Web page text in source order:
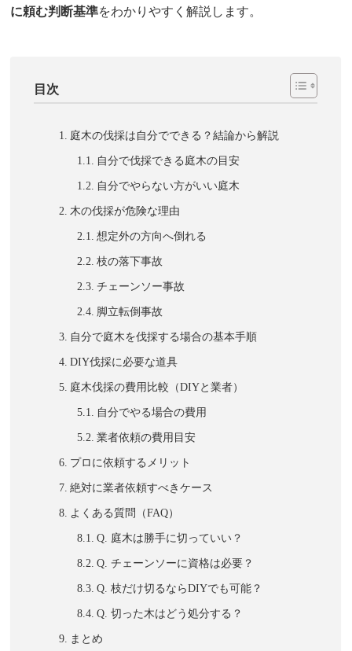
に頼む判断基準をわかりやすく解説します。
目次
庭木の伐採は自分でできる？結論から解説
自分で伐採できる庭木の目安
自分でやらない方がいい庭木
木の伐採が危険な理由
想定外の方向へ倒れる
枝の落下事故
チェーンソー事故
脚立転倒事故
自分で庭木を伐採する場合の基本手順
DIY伐採に必要な道具
庭木伐採の費用比較（DIYと業者）
自分でやる場合の費用
業者依頼の費用目安
プロに依頼するメリット
絶対に業者依頼すべきケース
よくある質問（FAQ）
Q. 庭木は勝手に切っていい？
Q. チェーンソーに資格は必要？
Q. 枝だけ切るならDIYでも可能？
Q. 切った木はどう処分する？
まとめ